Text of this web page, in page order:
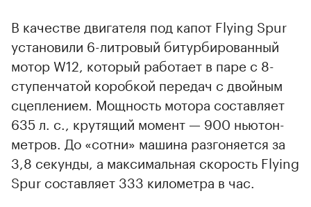
В качестве двигателя под капот Flying Spur
установили 6-литровый битурбированный
мотор W12, который работает в паре с 8-
ступенчатой коробкой передач с двойным
сцеплением. Мощность мотора составляет
635 л. с., крутящий момент — 900 ньютон-
метров. До «сотни» машина разгоняется за
3,8 секунды, а максимальная скорость Flying
Spur составляет 333 километра в час.